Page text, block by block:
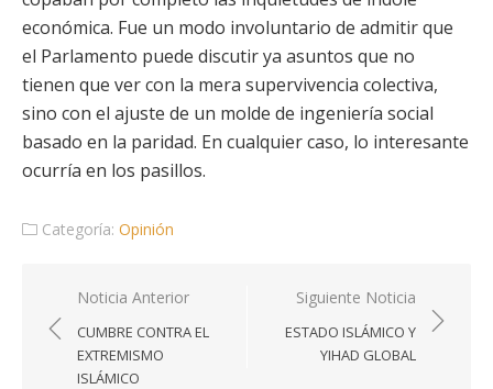
económica. Fue un modo involuntario de admitir que
el Parlamento puede discutir ya asuntos que no
tienen que ver con la mera supervivencia colectiva,
sino con el ajuste de un molde de ingeniería social
basado en la paridad. En cualquier caso, lo interesante
ocurría en los pasillos.
Categoría: Opinión
Navegación
de
entradas
Noticia Anterior
CUMBRE CONTRA EL
EXTREMISMO
ISLÁMICO
Siguiente Noticia
ESTADO ISLÁMICO Y
YIHAD GLOBAL